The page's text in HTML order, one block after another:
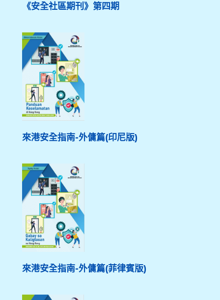
《安全社區期刊》第四期
來港安全指南-外傭篇(印尼版)
來港安全指南-外傭篇(菲律賓版)